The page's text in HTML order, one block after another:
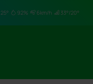
25° 92% 6km/h 33°/20°